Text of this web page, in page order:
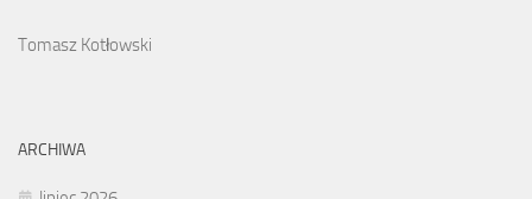
Tomasz Kotłowski
ARCHIWA